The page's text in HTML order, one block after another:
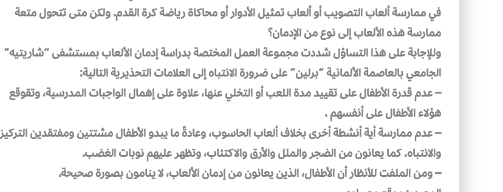
في ممارسة ألعاب التصويب أو ألعاب تمثيل الأدوار أو محاكاة رياضة كرة القدم. ولكن متى تتحول متعة
ممارسة هذه الألعاب إلى نوع من الإدمان؟
وللإجابة على هذا التساؤل شددت مجموعة العمل المختصة بدراسة إدمان الألعاب بمستشفى “شاريتيه”
الجامعي بالعاصمة الألمانية “برلين” على ضرورة الانتباه إلى العلامات التحذيرية التالية:
– عدم قدرة الأطفال على تقييد مدة اللعب أو التخلي عنها، علاوة على إهمال الواجبات المدرسية، وتقوقع
هؤلاء الأطفال على أنفسهم .
– عدم ممارسة أية أنشطة أخرى بخلاف ألعاب الحاسوب، وعادةً ما يبدو الأطفال مشتتين ومفتقدين التركيز
والانتباه. كما يعانون من الضجر والملل والأرق والاكتئاب، وتظهر عليهم نوبات الغضب.
– ومن الملفت للأنظار أن الأطفال، الذين يعانون من إدمان الألعاب، لا ينامون بصورة صحيحة.